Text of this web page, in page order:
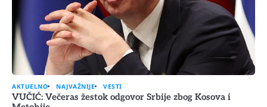
AKTUELNO NAJVAŽNIJE VESTI
VUČIĆ: Večeras žestok odgovor Srbije zbog Kosova i